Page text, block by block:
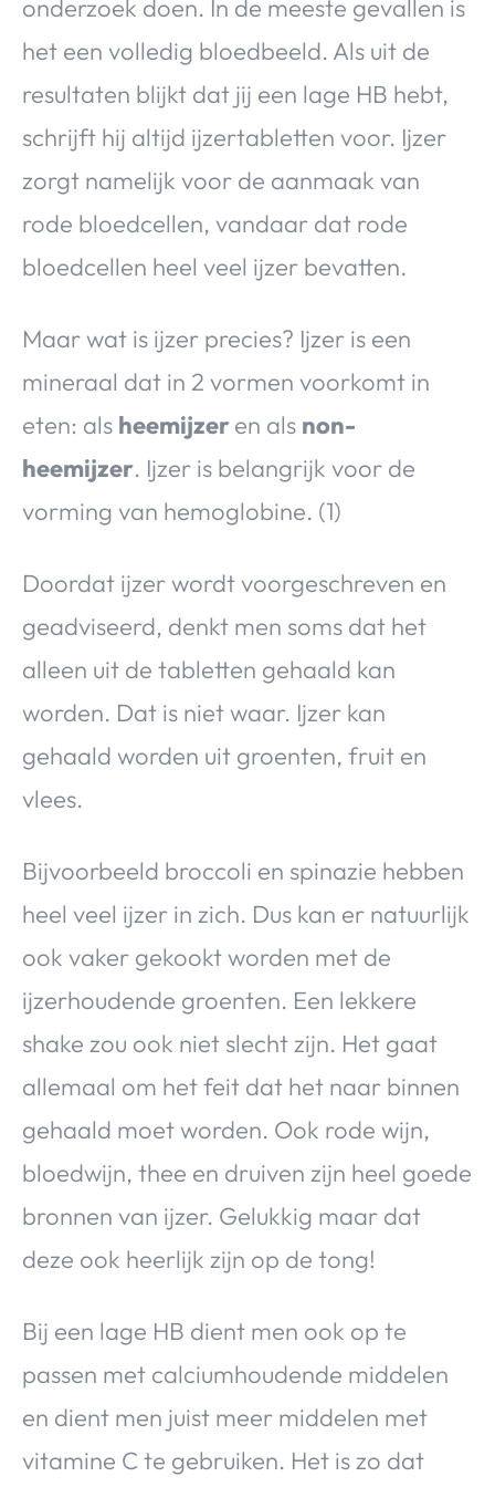
onderzoek doen. In de meeste gevallen is
het een volledig bloedbeeld. Als uit de
resultaten blijkt dat jij een lage HB hebt,
schrijft hij altijd ijzertabletten voor. Ijzer
zorgt namelijk voor de aanmaak van
rode bloedcellen, vandaar dat rode
bloedcellen heel veel ijzer bevatten.
Maar wat is ijzer precies? Ijzer is een
mineraal dat in 2 vormen voorkomt in
eten: als heemijzeren als non-
heemijzer. Ijzer is belangrijk voor de
vorming van hemoglobine. (1)
Doordat ijzer wordt voorgeschreven en
geadviseerd, denkt men soms dat het
alleen uit de tabletten gehaald kan
worden. Dat is niet waar. Ijzer kan
gehaald worden uit groenten, fruit en
vlees.
Bijvoorbeeld broccoli en spinazie hebben
heel veel ijzer in zich. Dus kan er natuurlijk
ook vaker gekookt worden met de
ijzerhoudende groenten. Een lekkere
shake zou ook niet slecht zijn. Het gaat
allemaal om het feit dat het naar binnen
gehaald moet worden. Ook rode wijn,
bloedwijn, thee en druiven zijn heel goede
bronnen van ijzer. Gelukkig maar dat
deze ook heerlijk zijn op de tong!
Bij een lage HB dient men ook op te
passen met calciumhoudende middelen
en dient men juist meer middelen met
vitamine C te gebruiken. Het is zo dat